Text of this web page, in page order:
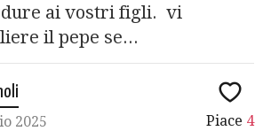
ai vostri figli. vi
il pepe se...
2025 Piace 4